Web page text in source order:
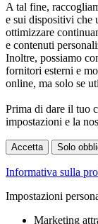
A tal fine,
e sui dispositivi che
ottimizzare
e contenuti
Inoltre, possiamo
fornitori esterni e
online, ma solo se
Prima di dare il tuo
impostazioni e la
Accetta Solo
Informativa sulla
Impostazioni
Marketing